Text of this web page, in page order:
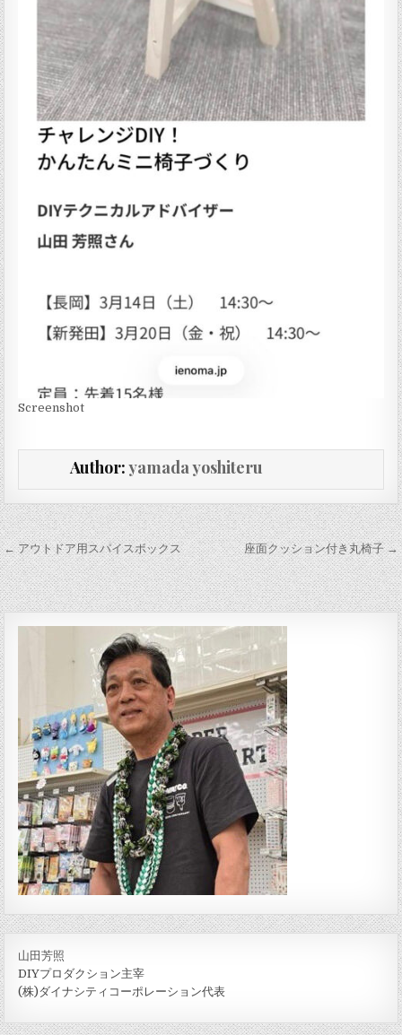
Screenshot
Author:yamada yoshiteru
投稿ナビゲーション
← アウトドア用スパイスボックス 座面クッション付き丸椅子 →
山田芳照
DIYプロダクション主宰
(株)ダイナシティコーポレーション代表